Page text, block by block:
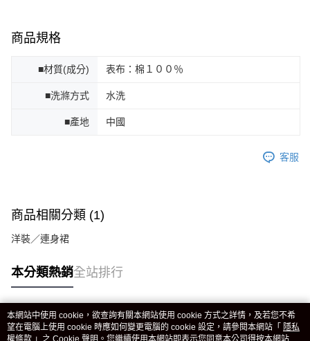
商品規格
■材質(成分) 表布：棉１００％
■洗滌方式 水洗
■產地 中國
客服
商品相關分類 (1)
洋裝／連身裙
本分類熱銷全站排行
熱門標籤
本網站中使用 cookie，欲查詢有關本網站使用 cookie 方式之詳情，及若您不希
望在電腦上使用 cookie 時應如何變更電腦的 cookie 設定，請參閱本網站「 隱私
權條款 」之 Cookie 聲明。您繼續使用本網站即表示您同意本公司得按本網站使